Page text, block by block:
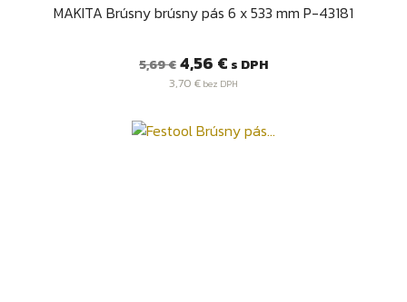
MAKITA Brúsny brúsny pás 6 x 533 mm P-43181
Bežná
cena
5,69 €Cena
4,56 € s DPH
3,70 € bez DPH